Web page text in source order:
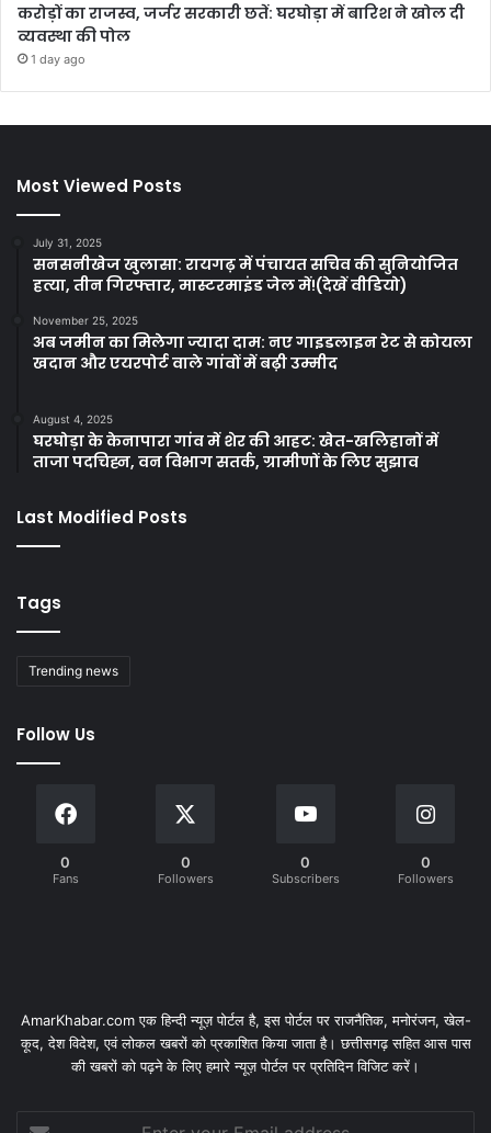
करोड़ों का राजस्व, जर्जर सरकारी छतें: घरघोड़ा में बारिश ने खोल दी
व्यवस्था की पोल
1 day ago
Most Viewed Posts
July 31, 2025
सनसनीखेज खुलासा: रायगढ़ में पंचायत सचिव की सुनियोजित
हत्या, तीन गिरफ्तार, मास्टरमाइंड जेल में!(देखें वीडियो)
November 25, 2025
अब जमीन का मिलेगा ज्यादा दाम: नए गाइडलाइन रेट से कोयला
खदान और एयरपोर्ट वाले गांवों में बढ़ी उम्मीद
August 4, 2025
घरघोड़ा के केनापारा गांव में शेर की आहट: खेत-खलिहानों में
ताजा पदचिह्न, वन विभाग सतर्क, ग्रामीणों के लिए सुझाव
Last Modified Posts
Tags
Trending news
Follow Us
0
Fans
0
Followers
0
Subscribers
0
Followers
AmarKhabar.com एक हिन्दी न्यूज़ पोर्टल है, इस पोर्टल पर राजनैतिक, मनोरंजन, खेल-
कूद, देश विदेश, एवं लोकल खबरों को प्रकाशित किया जाता है। छत्तीसगढ़ सहित आस पास
की खबरों को पढ़ने के लिए हमारे न्यूज़ पोर्टल पर प्रतिदिन विजिट करें।